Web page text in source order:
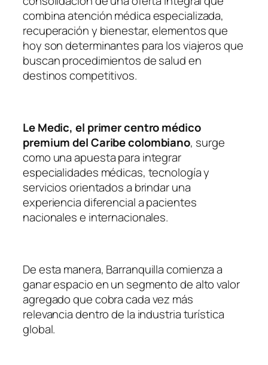
combina atención médica especializada,
recuperación y bienestar, elementos que
hoy son determinantes para los viajeros que
buscan procedimientos de salud en
destinos competitivos.
Le Medic, el primer centro médico
premium del Caribe colombiano, surge
como una apuesta para integrar
especialidades médicas, tecnología y
servicios orientados a brindar una
experiencia diferencial a pacientes
nacionales e internacionales.
De esta manera, Barranquilla comienza a
ganar espacio en un segmento de alto valor
agregado que cobra cada vez más
relevancia dentro de la industria turística
global.